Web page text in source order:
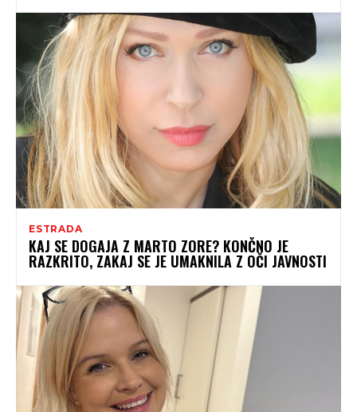
ESTRADA
KAJ SE DOGAJA Z MARTO ZORE? KONČNO JE
RAZKRITO, ZAKAJ SE JE UMAKNILA Z OČI JAVNOSTI